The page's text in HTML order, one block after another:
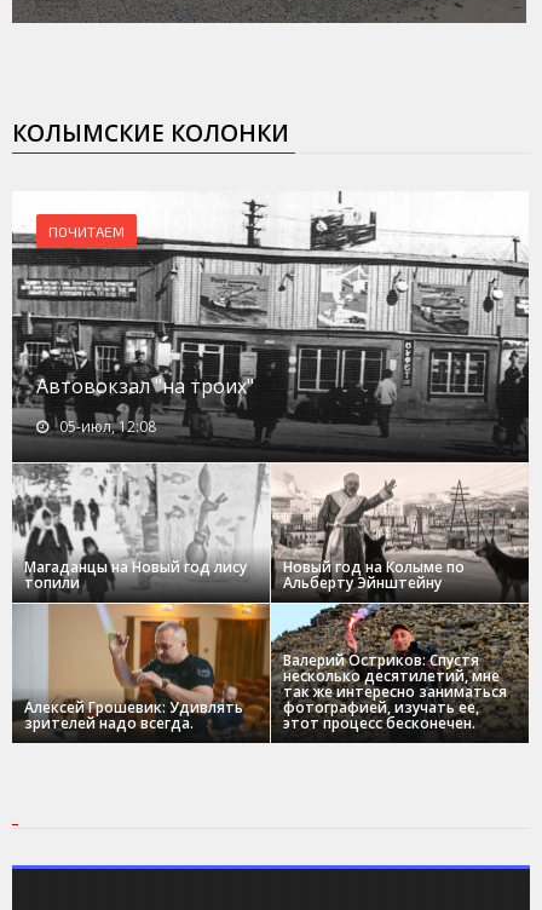
КОЛЫМСКИЕ КОЛОНКИ
ПОЧИТАЕМ
Автовокзал "на троих"
05-июл, 12:08
Магаданцы на Новый год лису
топили
Новый год на Колыме по
Альберту Эйнштейну
Алексей Грошевик: Удивлять
зрителей надо всегда.
Валерий Остриков: Спустя
несколько десятилетий, мне
так же интересно заниматься
фотографией, изучать ее,
этот процесс бесконечен.